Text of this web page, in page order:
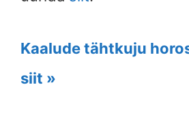
Kaalude tähtkuju
siit »